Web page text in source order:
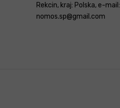
Rekcin, kraj: Polska, e-mail:
nomos.sp@gmail.com